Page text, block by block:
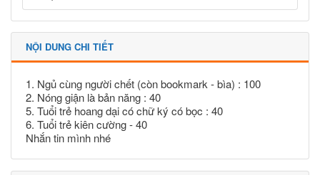
NỘI DUNG CHI TIẾT
1. Ngủ cùng người chết (còn bookmark - bìa) : 100
2. Nóng giận là bản năng : 40
5. Tuổi trẻ hoang dại có chữ ký có bọc : 40
6. Tuổi trẻ kiên cường - 40
Nhắn tin mình nhé